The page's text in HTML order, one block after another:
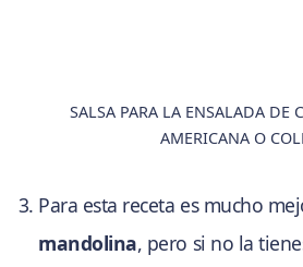
SALSA PARA LA ENSALADA DE
AMERICANA O
Para esta receta es mucho
mandolina, pero si no la